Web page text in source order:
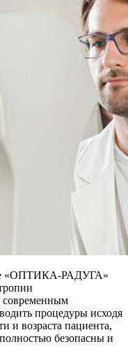
«ОПТИКА-РАДУГА»
современным
процедуры исходя
и возраста пациента,
безопасны и